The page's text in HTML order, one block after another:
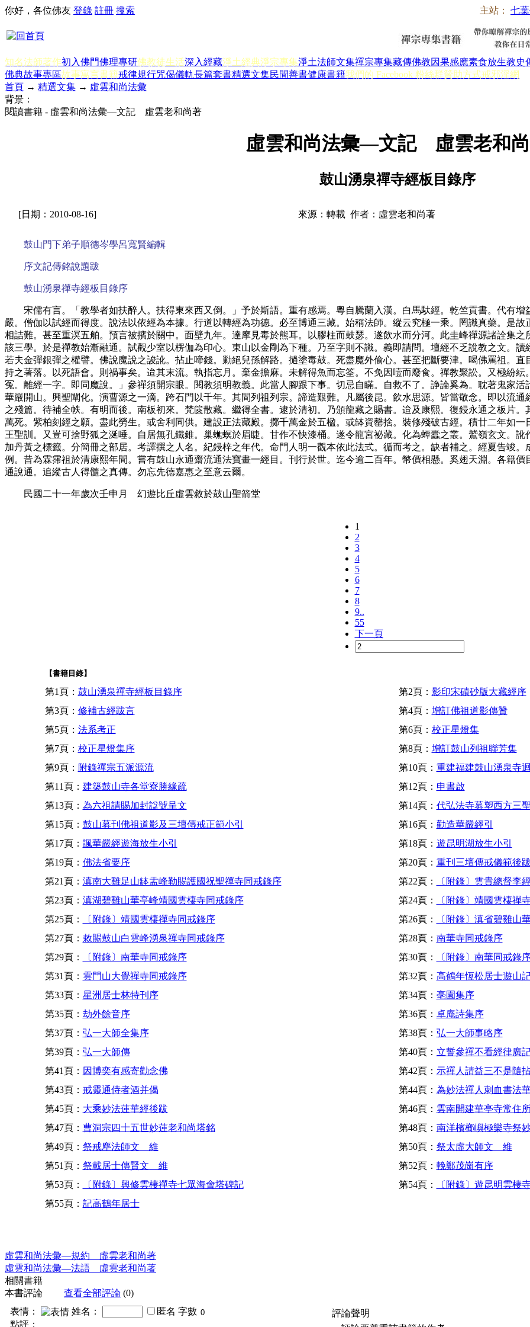
主站： 七
你好，各位佛友 登錄 註冊 搜索
知名法師著作初入佛門佛理專研佛教徒生活深入經藏淨土經典淨宗專集淨土法師文集禪宗專集藏傳佛教因果感應素食放生教史
佛典故事專區故事寓言書籍戒律規行咒偈儀軌長篇套書精選文集民間善書健康書籍我們的 Facebook 粉絲群贊助方式戒邪淫網
首頁 → 精選文集 → 虛雲和尚法彙
背景：
閱讀書籍 - 虛雲和尚法彙—文記 虛雲老和尚著
虛雲和尚法彙—文記 虛雲老和
鼓山湧泉禪寺經板目錄序
[日期：2010-08-16] 來源：轉載 作者：虛雲老和尚著
鼓山門下弟子順德岑學呂寬賢編輯
序文記傳銘說題跋
鼓山湧泉禪寺經板目錄序
宋儒有言。「教學者如扶醉人。扶得東來西又倒。」予於斯語。重有感焉。粵自騰蘭入漢。白馬馱經。乾竺貢書。代有
嚴。僧伽以試經而得度。說法以依經為本據。行道以轉經為功德。必至博通三藏。始稱法師。縱云究極一乘。罔識真藥。是
相詰難。甚至重溟五舶。預言被擯於關中。面壁九年。達摩見毒於熊耳。以膠柱而鼓瑟。遂飲水而分河。此圭峰禪源諸詮集
該三學。於是禪教始漸融通。試觀少室以楞伽為印心。東山以金剛為下種。乃至字則不識。義即請問。壇經不乏說教之文。讀
若夫金彈銀彈之權譬。佛說魔說之誜訛。拈止啼錢。勦絕兒孫解路。撾塗毒鼓。死盡魔外偷心。甚至把斷要津。喝佛罵祖。
持之著落。以死語會。則禍事矣。迨其末流。執指忘月。棄金擔麻。未解得魚而忘筌。不免因噎而廢食。禪教聚訟。又極紛
冤。離經一字。即同魔說。」參禪須開宗眼。閱教須明教義。此當人腳跟下事。切忌自瞞。自救不了。諍論奚為。耽著鬼家
華嚴開山。興聖闡化。演曹源之一滴。跨石門以千年。其間列祖列宗。諦造艱難。凡屬後昆。飲水思源。皆當敬念。即以流
之殘篇。待補全帙。有明而後。南板初來。梵篋散藏。繼得全書。逮於清初。乃頒龍藏之賜書。迨及康熙。復鋟永通之板片
萬死。紫柏刻經之願。盡此勞生。或舍利同供。建設正法藏殿。擲千萬金於五楹。或缽資罄捨。裝修殘破古經。積廿二年如
王聖訓。又豈可捨野狐之涎唾。自居無孔鐵錐。巢蟭螟於眉睫。甘作不快漆桶。遂令龍宮祕藏。化為蟫蠹之叢。鷲嶺玄文。
加丹黃之標籤。分簡冊之部居。考譯撰之人名。紀鋟梓之年代。命門人明一觀本依此法式。循而考之。缺者補之。經夏告竣
例。昔為霖霈祖於清康熙年間。嘗有鼓山永通齋流通法寶畫一經目。刊行於世。迄今逾二百年。幣價相懸。奚翅天淵。各籍
通說通。追縱古人得髓之真傳。勿忘先德嘉惠之至意云爾。
民國二十一年歲次壬申月 幻遊比丘虛雲敘於鼓山聖箭堂
1
2
3
4
5
6
7
8
9..
55
下一頁
【書籍目錄】
第1頁： 鼓山湧泉禪寺經板目錄序 第2頁： 影印宋磧砂版大藏經序
第3頁： 修補古經跋言 第4頁： 增訂佛祖道影傳贊
第5頁： 法系考正 第6頁： 校正星燈集
第7頁： 校正星燈集序 第8頁： 增訂鼓山列祖聯芳集
第9頁： 附錄禪宗五派源流 第10頁： 重建福建鼓山湧泉寺
第11頁： 建築鼓山寺各堂寮勝緣疏 第12頁： 申書啟
第13頁： 為六祖請賜加封諡號呈文 第14頁： 代弘法寺募塑西方三聖
第15頁： 鼓山募刊佛祖道影及三壇傳戒正範小引 第16頁： 勸造華嚴經引
第17頁： 諷華嚴經遊海放生小引 第18頁： 遊昆明湖放生小引
第19頁： 佛法省要序 第20頁： 重刊三壇傳戒儀範後跋
第21頁： 滇南大雞足山缽盂峰勒賜護國祝聖禪寺同戒錄序 第22頁：
〔附錄〕雲貴總督李
第23頁： 滇湖碧雞山華亭峰靖國雲棲寺同戒錄序 第24頁：
〔附錄〕靖國雲棲禪
第25頁：
〔附錄〕靖國雲棲禪寺同戒錄序 第26頁：
〔附錄〕滇省碧雞山
第27頁： 敕賜鼓山白雲峰湧泉禪寺同戒錄序 第28頁： 南華寺同戒錄序
第29頁：
〔附錄〕南華寺同戒錄序 第30頁：
〔附錄〕南華同戒錄
第31頁： 雲門山大覺禪寺同戒錄序 第32頁： 高鶴年恆松居士遊山
第33頁： 星洲居士林特刊序 第34頁： 亳園集序
第35頁： 劫外餘音序 第36頁： 卓庵詩集序
第37頁： 弘一大師全集序 第38頁： 弘一大師事略序
第39頁： 弘一大師傳 第40頁： 立誓參禪不看經律廣
第41頁： 因博奕有感寄勸念佛 第42頁： 示禪人請益三不是隨
第43頁： 戒靈通侍者酒并偈 第44頁： 為妙法禪人刺血書法
第45頁： 大乘妙法蓮華經後跋 第46頁： 雲南開建華亭寺常住
第47頁： 曹洞宗四十五世妙蓮老和尚塔銘 第48頁： 南洋檳榔嶼極樂寺祭
第49頁： 祭戒塵法師文 維 第50頁： 祭太虛大師文 維
第51頁： 祭載居士傳賢文 維 第52頁： 輓鄭茂崗有序
第53頁：
〔附錄〕興修雲棲禪寺七眾海會塔碑記 第54頁：
〔附錄〕遊昆明雲棲
第55頁： 記高鶴年居士
虛雲和尚法彙—規約 虛雲老和尚著
虛雲和尚法彙—法語 虛雲老和尚著
相關書籍
本書評論
查看全部評論 (0)
表情：
姓名： 匿名 字數
點評：
評論聲明